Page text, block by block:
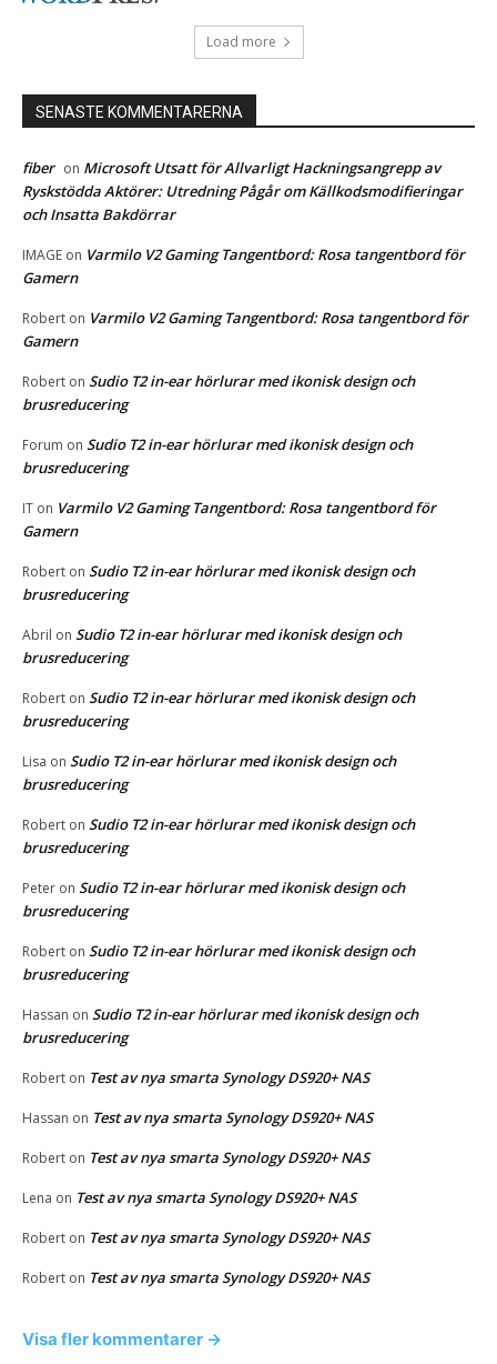
Load more
SENASTE KOMMENTARERNA
fiber on Microsoft Utsatt för Allvarligt Hackningsangrepp av
Ryskstödda Aktörer: Utredning Pågår om Källkodsmodifieringar
och Insatta Bakdörrar
IMAGE on Varmilo V2 Gaming Tangentbord: Rosa tangentbord för
Gamern
Robert on Varmilo V2 Gaming Tangentbord: Rosa tangentbord för
Gamern
Robert on Sudio T2 in-ear hörlurar med ikonisk design och
brusreducering
Forum on Sudio T2 in-ear hörlurar med ikonisk design och
brusreducering
IT on Varmilo V2 Gaming Tangentbord: Rosa tangentbord för
Gamern
Robert on Sudio T2 in-ear hörlurar med ikonisk design och
brusreducering
Abril on Sudio T2 in-ear hörlurar med ikonisk design och
brusreducering
Robert on Sudio T2 in-ear hörlurar med ikonisk design och
brusreducering
Lisa on Sudio T2 in-ear hörlurar med ikonisk design och
brusreducering
Robert on Sudio T2 in-ear hörlurar med ikonisk design och
brusreducering
Peter on Sudio T2 in-ear hörlurar med ikonisk design och
brusreducering
Robert on Sudio T2 in-ear hörlurar med ikonisk design och
brusreducering
Hassan on Sudio T2 in-ear hörlurar med ikonisk design och
brusreducering
Robert on Test av nya smarta Synology DS920+ NAS
Hassan on Test av nya smarta Synology DS920+ NAS
Robert on Test av nya smarta Synology DS920+ NAS
Lena on Test av nya smarta Synology DS920+ NAS
Robert on Test av nya smarta Synology DS920+ NAS
Robert on Test av nya smarta Synology DS920+ NAS
Visa fler kommentarer →